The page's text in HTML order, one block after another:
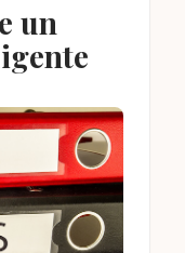
un